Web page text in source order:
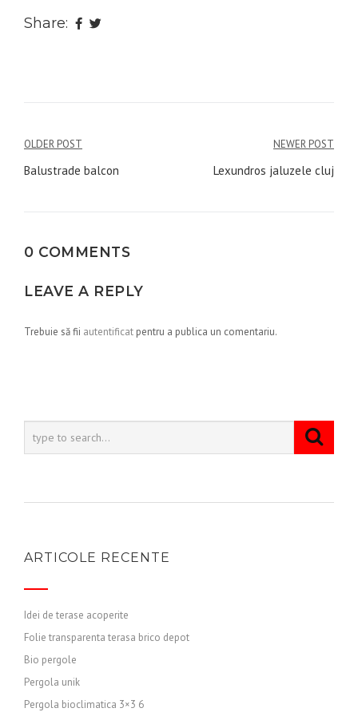
Share:
Navigare
în
OLDER POST
Balustrade balcon
NEWER POST
Lexundros jaluzele cluj
0 COMMENTS
LEAVE A REPLY
Trebuie să fii autentificat pentru a publica un comentariu.
ARTICOLE RECENTE
Idei de terase acoperite
Folie transparenta terasa brico depot
Bio pergole
Pergola unik
Pergola bioclimatica 3×3 6